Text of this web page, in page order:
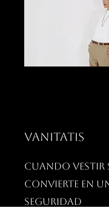
VANITATIS
CUANDO VESTIR
CONVIERTE EN
SEGURIDAD